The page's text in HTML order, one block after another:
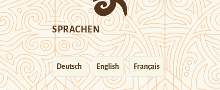
SPRACHEN
Deutsch English Français